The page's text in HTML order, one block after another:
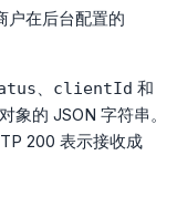
户在后台配置的
、 clientId 和
象的 JSON 字符串。
200 表示接收成